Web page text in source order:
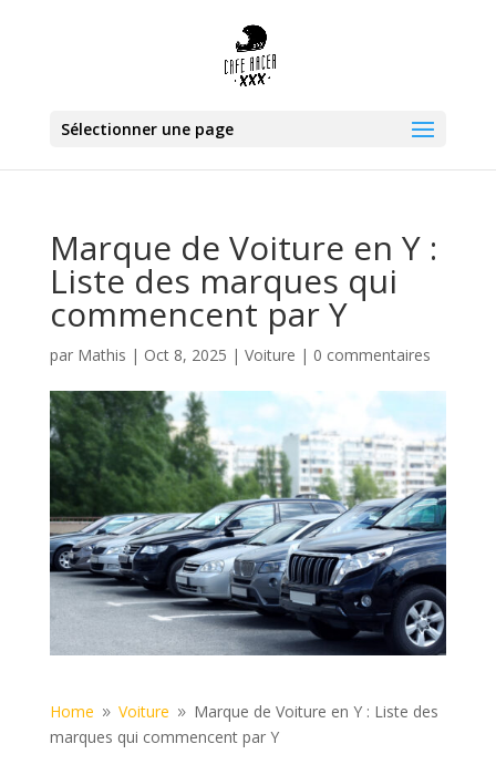
Sélectionner une page
Marque de Voiture en Y :
Liste des marques qui
commencent par Y
par Mathis | Oct 8, 2025 | Voiture | 0 commentaires
Home 9 Voiture 9 Marque de Voiture en Y : Liste des
marques qui commencent par Y